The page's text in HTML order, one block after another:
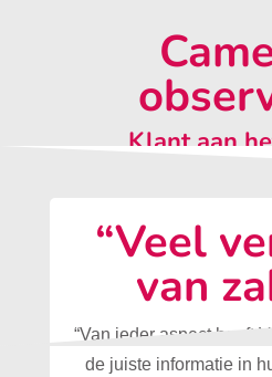
Klant aan
“Veel
van
“Van ieder aspect heeft
de juiste informatie in